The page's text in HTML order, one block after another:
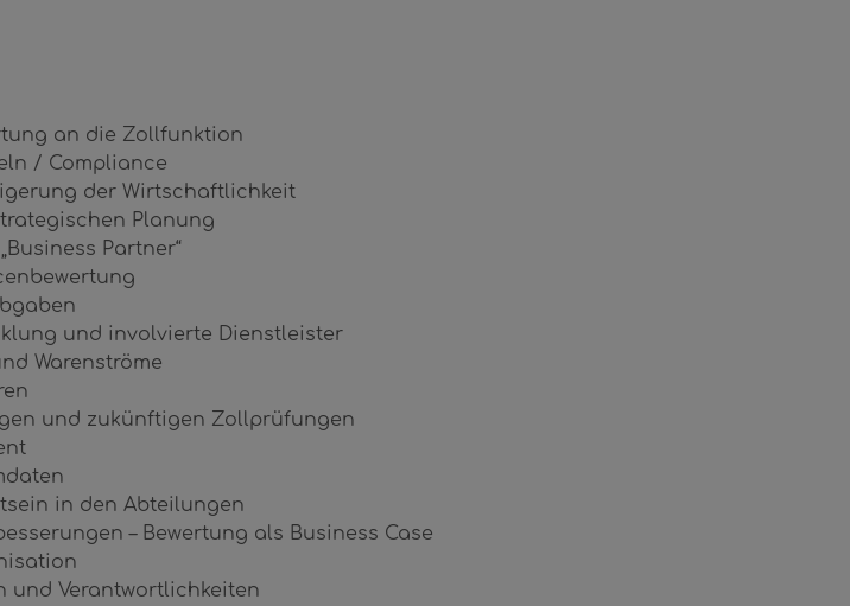
an die Zollfunktion
/ Compliance
der Wirtschaftlichkeit
Planung
Partner“
und involvierte Dienstleister
Warenströme
und zukünftigen Zollprüfungen
in den Abteilungen
– Bewertung als Business Case
und Verantwortlichkeiten